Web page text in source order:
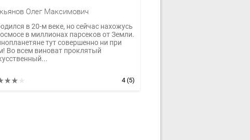
Олег Максимович
в 20-м веке, но сейчас нахожусь
в миллионах парсеков от Земли.
тут совершенно ни при
Во всем виноват проклятый
4(5)